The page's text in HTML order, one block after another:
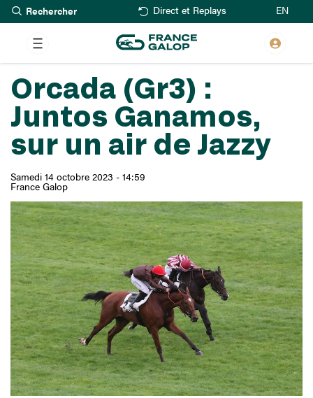
Aller
au
contenu
principal
Rechercher Direct et Replays EN
Orcada (Gr3) :
Juntos Ganamos,
sur un air de Jazzy
Samedi 14 octobre 2023 - 14:59
France Galop